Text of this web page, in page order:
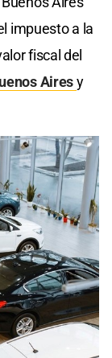
impuesto a la
fiscal del
Airesy